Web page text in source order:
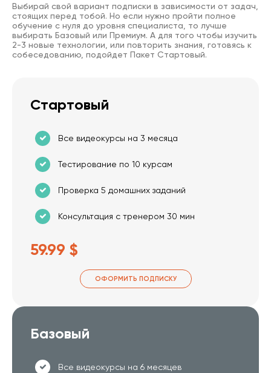
Выбирай свой вариант подписки в зависимости от задач,
стоящих перед тобой. Но если нужно пройти полное
обучение с нуля до уровня специалиста, то лучше
выбирать Базовый или Премиум. А для того чтобы изучить
2-3 новые технологии, или повторить знания, готовясь к
собеседованию, подойдет Пакет Стартовый.
Стартовый
Все видеокурсы на 3 месяца
Тестирование по 10 курсам
Проверка 5 домашних заданий
Консультация с тренером 30 мин
59.99 $
ОФОРМИТЬ ПОДПИСКУ
Базовый
Все видеокурсы на 6 месяцев